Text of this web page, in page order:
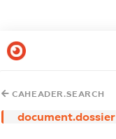
CAHEADER.SEARCH
document.dossier